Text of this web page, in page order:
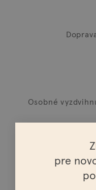
pre
Osobné